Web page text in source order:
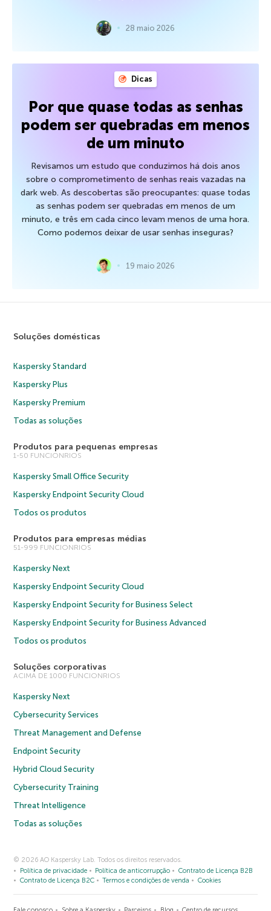
28 maio 2026
Dicas
Por que quase todas as senhas
podem ser quebradas em menos
de um minuto
Revisamos um estudo que conduzimos há dois anos
sobre o comprometimento de senhas reais vazadas na
dark web. As descobertas são preocupantes: quase todas
as senhas podem ser quebradas em menos de um
minuto, e três em cada cinco levam menos de uma hora.
Como podemos deixar de usar senhas inseguras?
19 maio 2026
Soluções domésticas
Kaspersky Standard
Kaspersky Plus
Kaspersky Premium
Todas as soluções
Produtos para pequenas empresas
1-50 FUNCIONRIOS
Kaspersky Small Office Security
Kaspersky Endpoint Security Cloud
Todos os produtos
Produtos para empresas médias
51-999 FUNCIONRIOS
Kaspersky Next
Kaspersky Endpoint Security Cloud
Kaspersky Endpoint Security for Business Select
Kaspersky Endpoint Security for Business Advanced
Todos os produtos
Soluções corporativas
ACIMA DE 1000 FUNCIONRIOS
Kaspersky Next
Cybersecurity Services
Threat Management and Defense
Endpoint Security
Hybrid Cloud Security
Cybersecurity Training
Threat Intelligence
Todas as soluções
© 2026 AO Kaspersky Lab. Todos os direitos reservados.
Política de privacidade
Política de anticorrupção
Contrato de Licença B2B
Contrato de Licença B2C
Termos e condições de venda Cookies